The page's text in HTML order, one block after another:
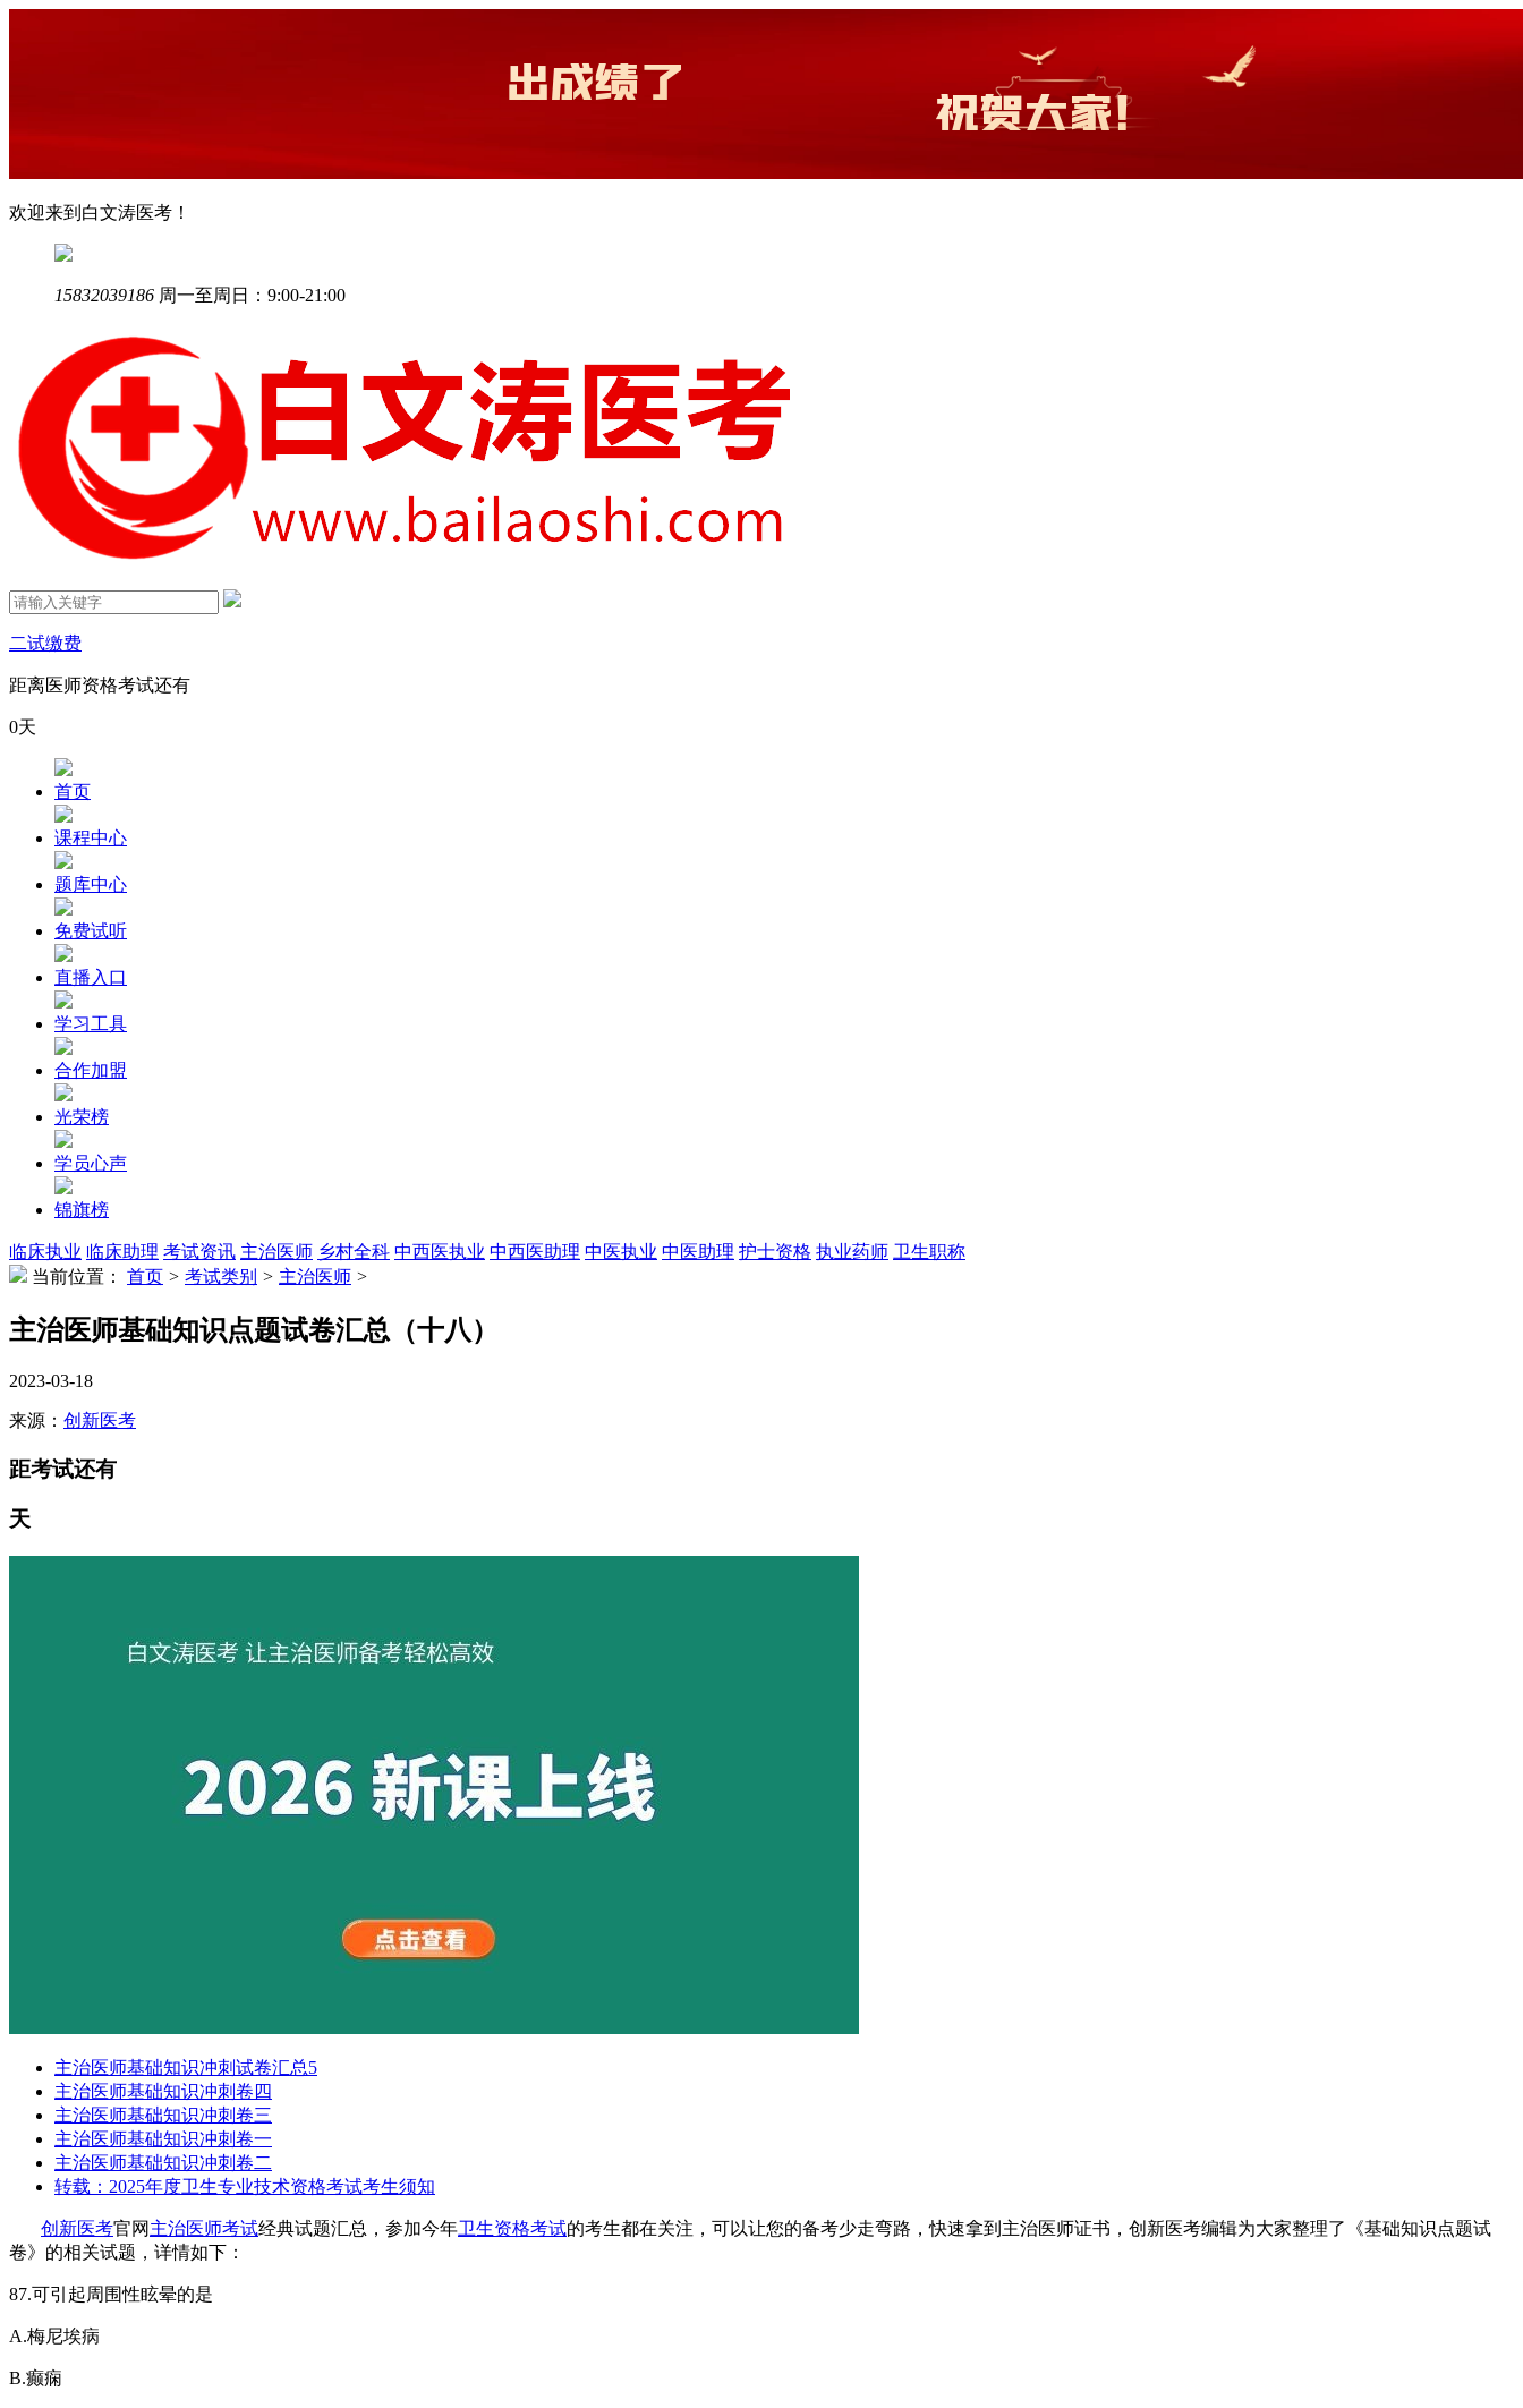
欢迎来到白文涛医考！
15832039186 周一至周日：9:00-21:00
二试缴费
距离医师资格考试还有
0天
首页
课程中心
题库中心
免费试听
直播入口
学习工具
合作加盟
光荣榜
学员心声
锦旗榜
临床执业 临床助理 考试资讯 主治医师 乡村全科 中西医执业 中西医助理 中医执业 中医助理 护士资格 执业药师 卫生职称
当前位置：
首页 > 考试类别 > 主治医师 >
主治医师基础知识点题试卷汇总（十八）
2023-03-18
来源： 创新医考
距考试还有
天
主治医师基础知识冲刺试卷汇总5
主治医师基础知识冲刺卷四
主治医师基础知识冲刺卷三
主治医师基础知识冲刺卷一
主治医师基础知识冲刺卷二
转载：2025年度卫生专业技术资格考试考生须知
创新医考官网 主治医师考试经典试题汇总，参加今年卫生资格考试的考生都在关注，可以让您的备考少走弯路，快速拿到主治医师证书，创新医考编辑为大家整理了《基础知识点题试
卷》的相关试题，详情如下：
87.可引起周围性眩晕的是
A.梅尼埃病
B.癫痫